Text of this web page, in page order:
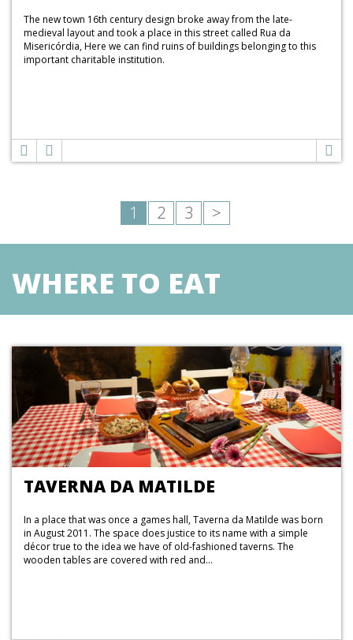
The new town 16th century design broke away from the late-
medieval layout and took a place in this street called Rua da
Misericórdia, Here we can find ruins of buildings belonging to this
important charitable institution.
1 2 3 >
WHERE TO EAT
TAVERNA DA MATILDE
In a place that was once a games hall, Taverna da Matilde was born
in August 2011. The space does justice to its name with a simple
décor true to the idea we have of old-fashioned taverns. The
wooden tables are covered with red and...